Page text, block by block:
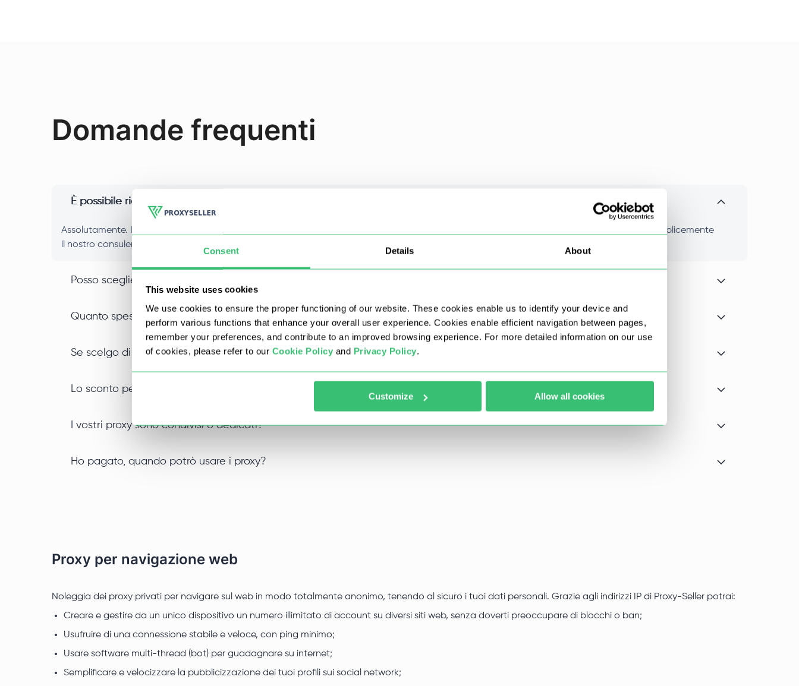
Consent Details About
This website uses cookies
We use cookies to ensure the proper functioning of our website. These cookies enable us to identify your device and
perform various functions that enhance your overall user experience. Cookies enable efficient navigation between pages,
remember your preferences, and contribute to an improved browsing experience. For more detailed information on our use
of cookies, please refer to our Cookie Policy and Privacy Policy.
Customize Allow all cookies
Domande frequenti
È possibile richiedere proxy da più reti/sottoreti?
Assolutamente. I nostri proxy provengono da varie sottoreti e siamo lieti di sostituire quelli che non soddisfano le tue esigenze. Contatta semplicemente
il nostro consulente e forniremo una sostituzione.
Posso scegliere proxy situati in città e/o regioni (stati) specifiche?
Quanto spesso aggiornate i vostri proxy?
Se scelgo di noleggiare dei proxy per più mesi, è possibile cambiarli periodicamente?
Lo sconto per i noleggi più lunghi e quello per il numero di proxy sono cumulabili?
I vostri proxy sono condivisi o dedicati?
Ho pagato, quando potrò usare i proxy?
Proxy per navigazione web
Noleggia dei proxy privati per navigare sul web in modo totalmente anonimo, tenendo al sicuro i tuoi dati personali. Grazie agli indirizzi IP di Proxy-Seller potrai:
Creare e gestire da un unico dispositivo un numero illimitato di account su diversi siti web, senza doverti preoccupare di blocchi o ban;
Usufruire di una connessione stabile e veloce, con ping minimo;
Usare software multi-thread (bot) per guadagnare su internet;
Semplificare e velocizzare la pubblicizzazione dei tuoi profili sui social network;